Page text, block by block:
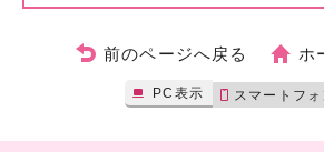
前のページへ戻る ホ
PC表示 スマートフ